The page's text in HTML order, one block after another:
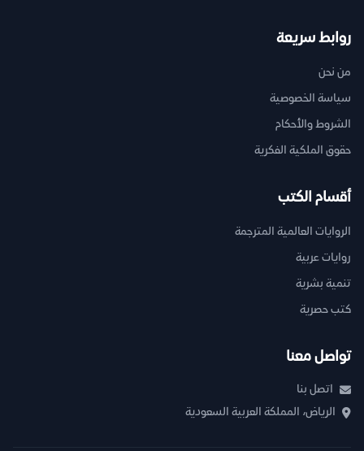
روابط سريعة
من نحن
سياسة الخصوصية
الشروط والأحكام
حقوق الملكية الفكرية
أقسام الكتب
الروايات العالمية المترجمة
روايات عربية
تنمية بشرية
كتب حصرية
تواصل معنا
اتصل بنا
الرياض، المملكة العربية السعودية